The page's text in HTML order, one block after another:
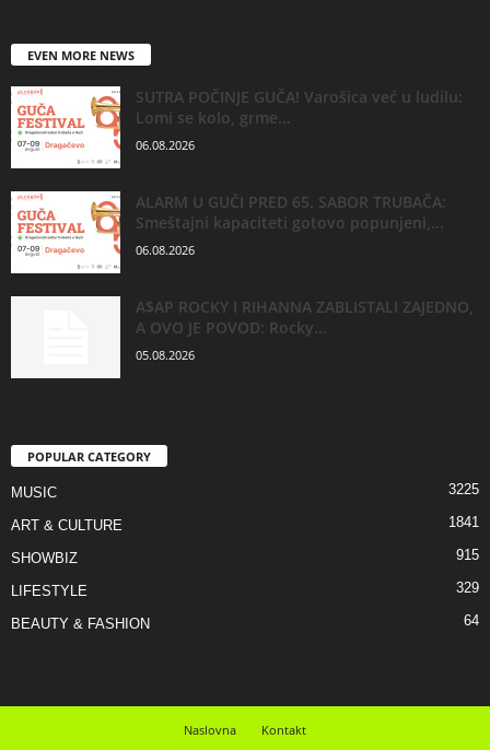
EVEN MORE NEWS
SUTRA POČINJE GUČA! Varošica već u ludilu:
Lomi se kolo, grme...
06.08.2026
ALARM U GUČI PRED 65. SABOR TRUBAČA:
Smeštajni kapaciteti gotovo popunjeni,...
06.08.2026
A$AP ROCKY I RIHANNA ZABLISTALI ZAJEDNO,
A OVO JE POVOD: Rocky...
05.08.2026
POPULAR CATEGORY
MUSIC 3225
ART & CULTURE 1841
SHOWBIZ 915
LIFESTYLE 329
BEAUTY & FASHION 64
Naslovna Kontakt